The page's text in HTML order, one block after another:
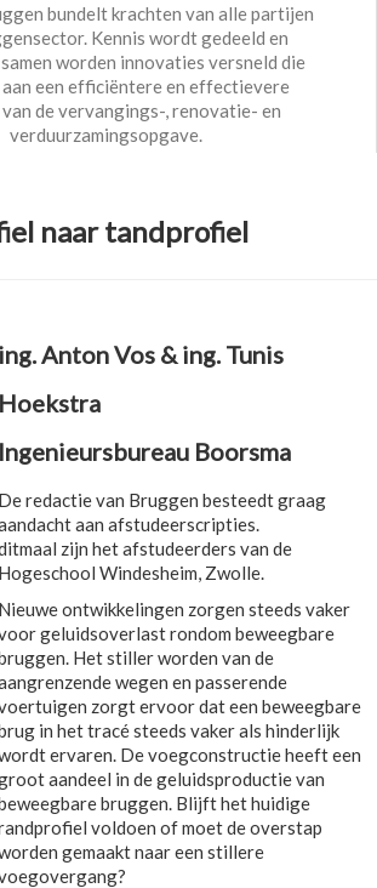
bundelt krachten van alle partijen
Kennis wordt gedeeld en
worden innovaties versneld die
een efficiëntere en effectievere
de vervangings-, renovatie- en
verduurzamingsopgave.
naar tandprofiel
ing. Anton Vos & ing. Tunis
Hoekstra
Ingenieursbureau Boorsma
De redactie van Bruggen besteedt graag
aan afstudeerscripties.
zijn het afstudeerders van de
Hogeschool Windesheim, Zwolle.
Nieuwe ontwikkelingen zorgen steeds vaker
geluidsoverlast rondom beweegbare
Het stiller worden van de
wegen en passerende
zorgt ervoor dat een beweegbare
in het tracé steeds vaker als hinderlijk
ervaren. De voegconstructie heeft een
aandeel in de geluidsproductie van
bruggen. Blijft het huidige
voldoen of moet de overstap
gemaakt naar een stillere